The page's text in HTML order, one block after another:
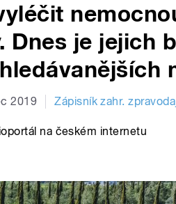
Dnes je jejich
2019 Zápisník zahr.
na českém internetu